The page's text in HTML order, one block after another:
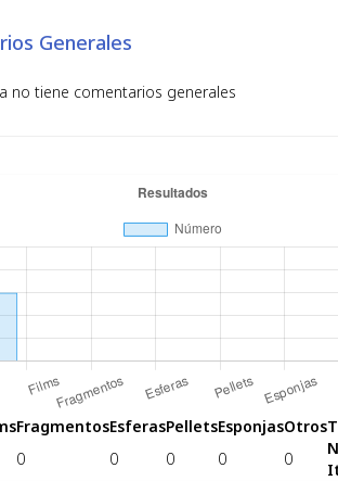
Generales
no tiene comentarios generales
FragmentosEsferasPelletsEsponjasOtros
0 0 0 0 0